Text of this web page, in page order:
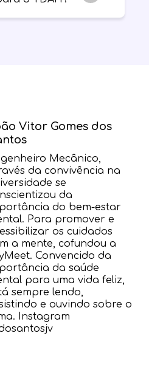
percebamos:
busca por
necessidade de
pode combinar as
terapia e psiquiatria
Vitor Gomes dos
Mecânico,
da convivência na
se
da
do bem-estar
Para promover e
os cuidados
a mente, cofundou a
Convencido da
da saúde
para uma vida feliz,
sempre lendo,
e ouvindo sobre o
Instagram